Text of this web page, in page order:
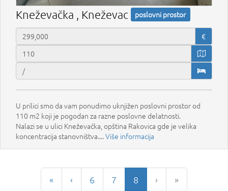
Kneževačka , Kneževac poslovni prostor
€
U prilici smo da vam ponudimo uknjižen poslovni prostor od
110 m2 koji je pogodan za razne poslovne delatnosti.
Nalazi se u ulici Kneževačka, opština Rakovica gde je velika
koncentracija stanovništva....Više informacija
« ‹ 6 7 8 › »